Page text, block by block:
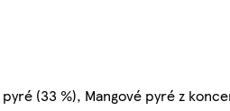
(33 %), Mangové pyré z